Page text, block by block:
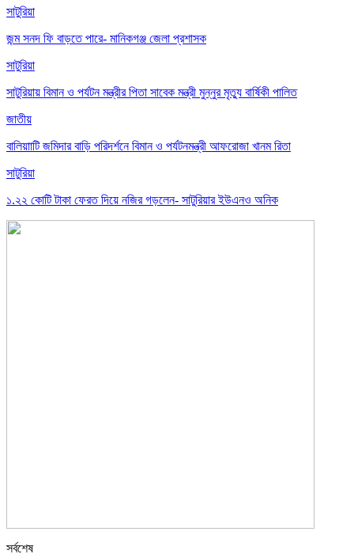
সাটুরিয়া
জন্ম সনদ ফি বাড়তে পারে- মানিকগঞ্জ জেলা প্রশাসক
সাটুরিয়া
সাটুরিয়ায় বিমান ও পর্যটন মন্ত্রীর পিতা সাবেক মন্ত্রী মুন্নুর মৃত্যু বার্ষিকী পালিত
জাতীয়
বালিয়াাটি জমিদার বাড়ি পরিদর্শনে বিমান ও পর্যটনমন্ত্রী আফরোজা খানম রিতা
সাটুরিয়া
১.২২ কোটি টাকা ফেরত দিয়ে নজির গড়লেন- সাটুরিয়ার ইউএনও অনিক
সর্বশেষ